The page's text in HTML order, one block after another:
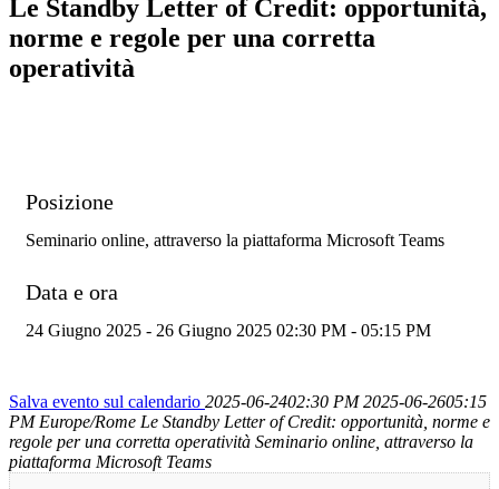
Le Standby Letter of Credit: opportunità,
norme e regole per una corretta
operatività
Posizione
Seminario online, attraverso la piattaforma Microsoft Teams
Data e ora
24 Giugno 2025 - 26 Giugno 2025 02:30 PM - 05:15 PM
Salva evento sul calendario 2025-06-2402:30 PM 2025-06-2605:15
PM Europe/Rome Le Standby Letter of Credit: opportunità, norme e
regole per una corretta operatività Seminario online, attraverso la
piattaforma Microsoft Teams